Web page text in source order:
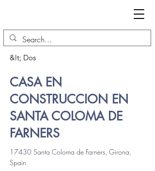
&lt; Dos
CASA EN
CONSTRUCCION EN
SANTA COLOMA DE
FARNERS
17430 Santa Coloma de Farners, Girona,
Spain